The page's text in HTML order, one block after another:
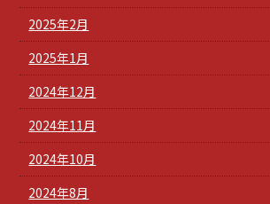
2025年2月
2025年1月
2024年12月
2024年11月
2024年10月
2024年8月